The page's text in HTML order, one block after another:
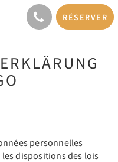
RÉSERVER
personnelles
dispositions des lois